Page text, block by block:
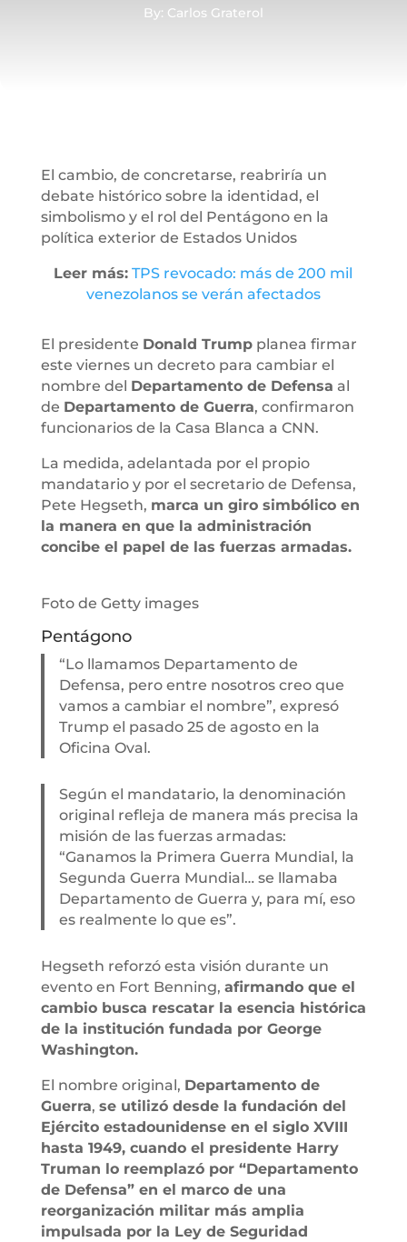
By: Carlos Graterol
El cambio, de concretarse, reabriría un
debate histórico sobre la identidad, el
simbolismo y el rol del Pentágono en la
política exterior de Estados Unidos
Leer más: TPS revocado: más de 200 mil
venezolanos se verán afectados
El presidente Donald Trumpplanea firmar
este viernes un decreto para cambiar el
nombre del Departamento de Defensa al
de Departamento de Guerra, confirmaron
funcionarios de la Casa Blanca a CNN.
La medida, adelantada por el propio
mandatario y por el secretario de Defensa,
Pete Hegseth, marca un giro simbólico en
la manera en que la administración
concibe el papel de las fuerzas armadas.
Foto de Getty images
Pentágono
“Lo llamamos Departamento de
Defensa, pero entre nosotros creo que
vamos a cambiar el nombre”, expresó
Trump el pasado 25 de agosto en la
Oficina Oval.
Según el mandatario, la denominación
original refleja de manera más precisa la
misión de las fuerzas armadas:
“Ganamos la Primera Guerra Mundial, la
Segunda Guerra Mundial… se llamaba
Departamento de Guerra y, para mí, eso
es realmente lo que es”.
Hegseth reforzó esta visión durante un
evento en Fort Benning, afirmando que el
cambio busca rescatar la esencia histórica
de la institución fundada por George
Washington.
El nombre original, Departamento de
Guerra, se utilizó desde la fundación del
Ejército estadounidense en el siglo XVIII
hasta 1949, cuando el presidente Harry
Truman lo reemplazó por “Departamento
de Defensa” en el marco de una
reorganización militar más amplia
impulsada por la Ley de Seguridad